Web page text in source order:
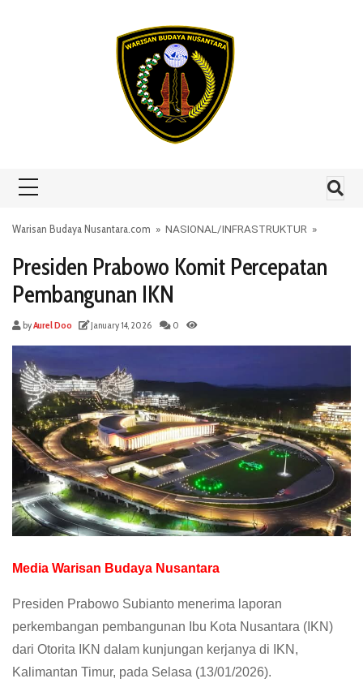
Warisan Budaya Nusantara.com » NASIONAL /INFRASTRUKTUR »
Presiden Prabowo Komit Percepatan
Pembangunan IKN
byAurel Doo January 14, 2026 0
Media Warisan Budaya Nusantara
Presiden Prabowo Subianto menerima laporan
perkembangan pembangunan Ibu Kota Nusantara (IKN)
dari Otorita IKN dalam kunjungan kerjanya di IKN,
Kalimantan Timur, pada Selasa (13/01/2026).